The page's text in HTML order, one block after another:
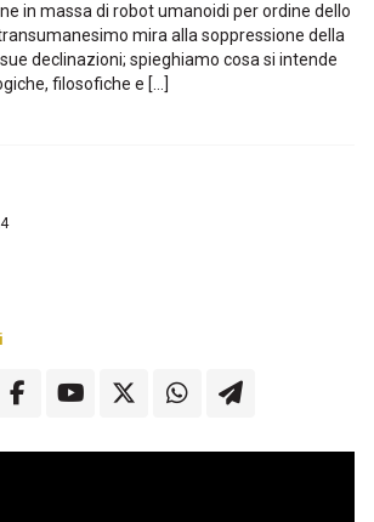
in massa di robot umanoidi per ordine dello
mira alla soppressione della
declinazioni; spieghiamo cosa si intende
filosofiche e […]